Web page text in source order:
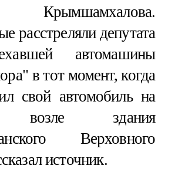
расстреляли депутата
автомашины
в тот момент, когда
свой автомобиль на
возле здания
Верховного
источник.